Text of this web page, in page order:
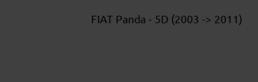
FIAT Panda - 5D (2003 -> 2011)